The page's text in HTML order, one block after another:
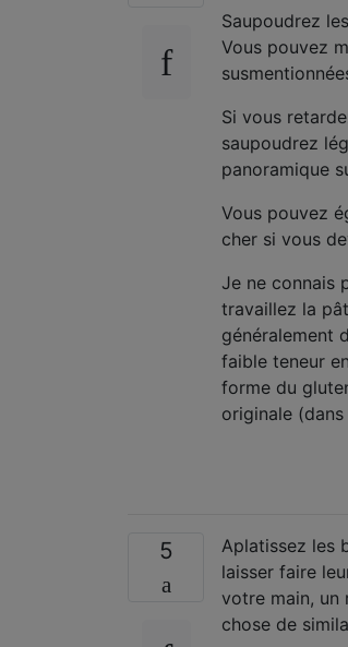
Saupoudrez
Vous pouvez
Si vous
saupoudrez
panoramique
Vous pouvez
cher si vous
Je ne connais
travaillez la
généralement
faible teneur
forme du
originale
5
Aplatissez les
laisser faire
votre main, un
chose de